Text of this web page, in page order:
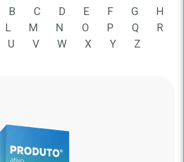
B C D E F G
H
L M N O P Q
R
U V W X Y Z